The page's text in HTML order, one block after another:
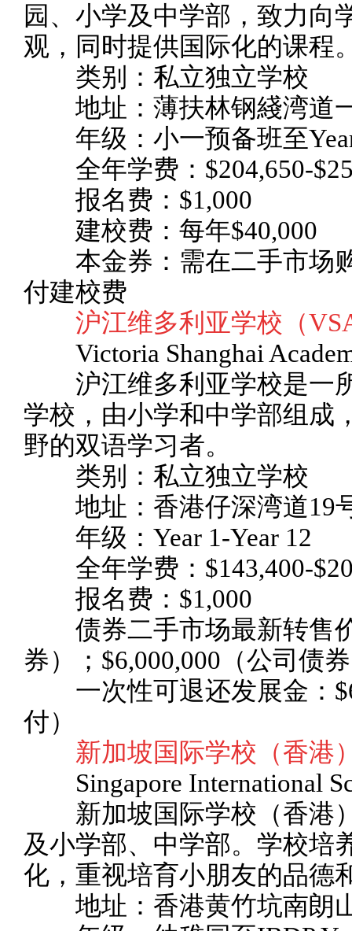
园、小学及中学部，致力向
观，同时提供国际化的课程
类别：私立独立学校
地址：薄扶林钢綫湾道
年级：小一预备班至
全年学费：$204,650-
报名费：$1,000
建校费：每年$40,000
本金券：需在二手市场
付建校费
沪江维多利亚学校（
Victoria Shanghai
沪江维多利亚学校是一
学校，由小学和中学部组成
野的双语学习者。
类别：私立独立学校
地址：香港仔深湾道19
年级：Year 1-Year 12
全年学费：$143,400-
报名费：$1,000
债券二手市场最新转售价
券）；$6,000,000（公司债
一次性可退还发展金：
付）
新加坡国际学校（香港
Singapore International
新加坡国际学校（香港）
及小学部、中学部。学校培
化，重视培育小朋友的品德
地址：香港黄竹坑南朗